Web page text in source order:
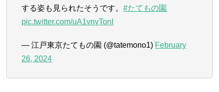
する姿も見られたそうです。#たてもの園
pic.twitter.com/uA1vnvTonI
— 江戸東京たてもの園 (@tatemono1) February
26, 2024